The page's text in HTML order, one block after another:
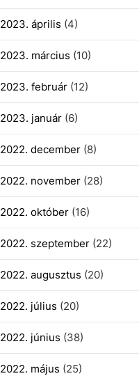
2023. április (4)
2023. március (10)
2023. február(12)
2023. január(6)
2022. december(8)
2022. november(28)
2022. október(16)
2022. szeptember(22)
2022. augusztus (20)
2022. július (20)
2022. június (38)
2022. május (25)